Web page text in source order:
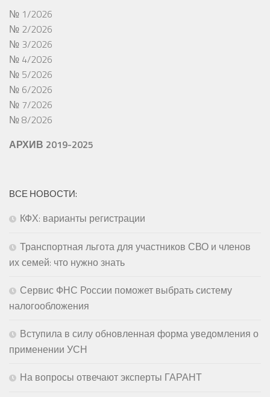
№ 1/2026
№ 2/2026
№ 3/2026
№ 4/2026
№ 5/2026
№ 6/2026
№ 7/2026
№ 8/2026
АРХИВ 2019-2025
ВСЕ НОВОСТИ:
КФХ: варианты регистрации
Транспортная льгота для участников СВО и членов
их семей: что нужно знать
Сервис ФНС России поможет выбрать систему
налогообложения
Вступила в силу обновленная форма уведомления о
применении УСН
На вопросы отвечают эксперты ГАРАНТ